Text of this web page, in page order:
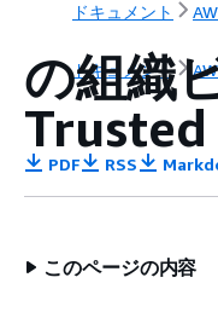
ドキュメント
ドキュメント
の組織
PDF RSS
このページの内容